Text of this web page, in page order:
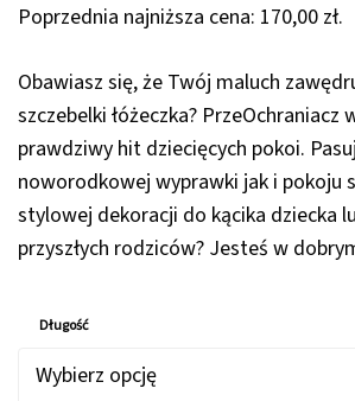
Poprzednia najniższa cena: 170,00 zł.
Obawiasz się, że Twój maluch
szczebelki łóżeczka? PrzeOchraniacz
prawdziwy hit dziecięcych pokoi.
noworodkowej wyprawki jak i pokoju
stylowej dekoracji do kącika dziecka
przyszłych rodziców? Jesteś w
Długość